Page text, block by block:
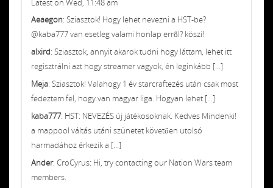
Latest on Wed, 11:48 am
Aeaegon: Sziasztok! Hogy lehet nevezni a HST-be?
@kaba777 van esetleg valami honlap erről? köszi!
alxird: Sziasztok, annyit akarok tudni hogy láttam, lehet itt
regisztrálni azt hogy streamer vagyok, én leginkább [...]
Meja: Sziasztok! Valahogy 1 év starcraftezés után csak most
fedeztem fel, hogy van magyar liga. Hogyan lehet [...]
kaba777: HST: NEVEZÉS új játékosoknak. Kedves Mindenki!
a mappool váltás utáni szünetet követően utolsó
harmadához érkezik a [...]
Ander: CroCyrus: Hi, try contacting our Nation Wars team
members.